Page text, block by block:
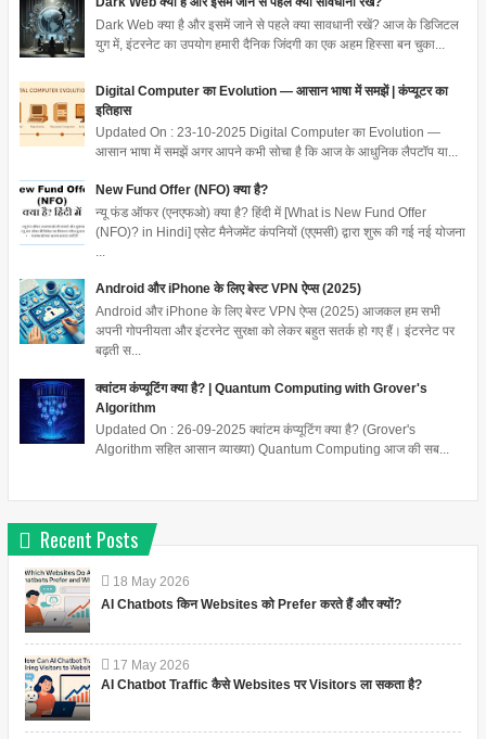
Dark Web क्या है और इसमें जाने से पहले क्या सावधानी रखें? आज के डिजिटल
युग में, इंटरनेट का उपयोग हमारी दैनिक जिंदगी का एक अहम हिस्सा बन चुका...
Digital Computer का Evolution — आसान भाषा में समझें | कंप्यूटर का
इतिहास
Updated On : 23-10-2025 Digital Computer का Evolution —
आसान भाषा में समझें अगर आपने कभी सोचा है कि आज के आधुनिक लैपटॉप या...
New Fund Offer (NFO) क्या है?
न्यू फंड ऑफर (एनएफओ) क्या है? हिंदी में [What is New Fund Offer
(NFO)? in Hindi] एसेट मैनेजमेंट कंपनियों (एएमसी) द्वारा शुरू की गई नई योजना
Android और iPhone के लिए बेस्ट VPN ऐप्स (2025)
Android और iPhone के लिए बेस्ट VPN ऐप्स (2025) आजकल हम सभी
अपनी गोपनीयता और इंटरनेट सुरक्षा को लेकर बहुत सतर्क हो गए हैं। इंटरनेट पर
बढ़ती स...
क्वांटम कंप्यूटिंग क्या है? | Quantum Computing with Grover's
Algorithm
Updated On : 26-09-2025 क्वांटम कंप्यूटिंग क्या है? (Grover's
Algorithm सहित आसान व्याख्या) Quantum Computing आज की सब...
Recent Posts
18 May 2026
AI Chatbots किन Websites को Prefer करते हैं और क्यों?
17 May 2026
AI Chatbot Traffic कैसे Websites पर Visitors ला सकता है?